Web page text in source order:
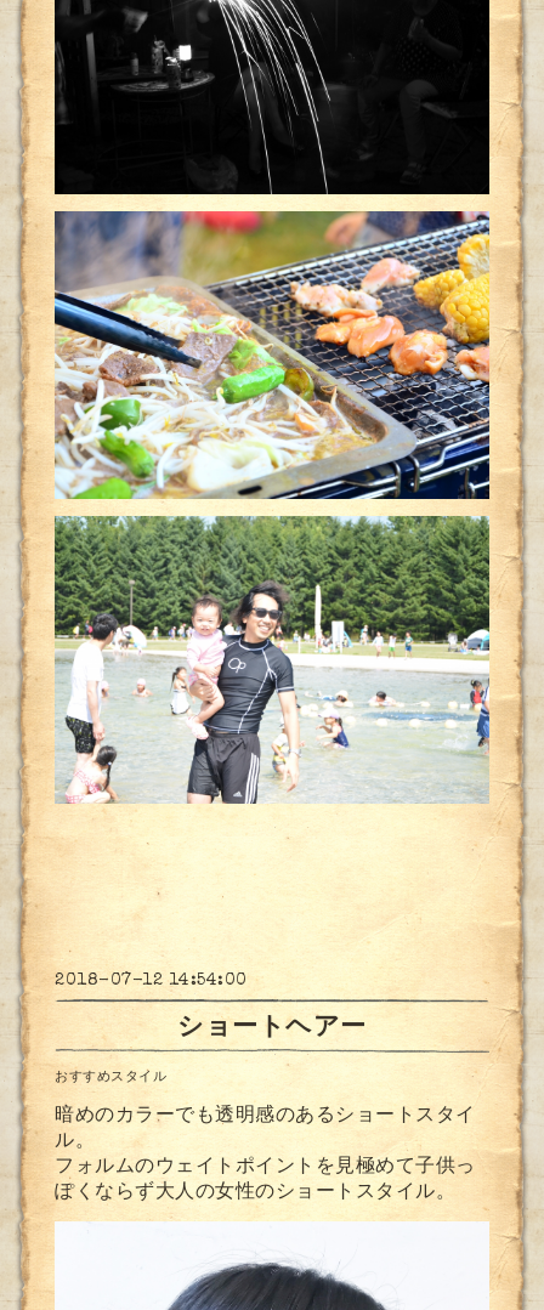
2018-07-12 14:54:00
ショートヘアー
おすすめスタイル
暗めのカラーでも透明感のあるショートスタイ
ル。
フォルムのウェイトポイントを見極めて子供っ
ぽくならず大人の女性のショートスタイル。